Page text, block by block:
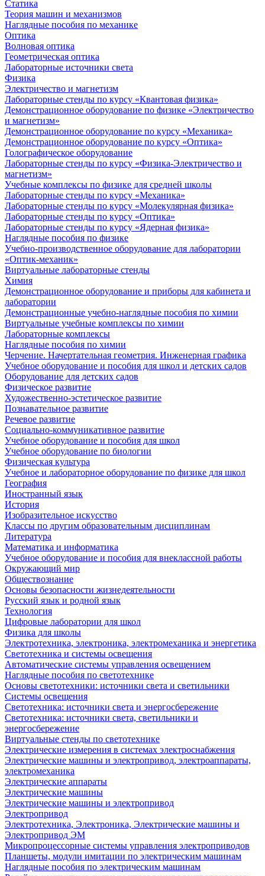
Статика
Теория машин и механизмов
Наглядные пособия по механике
Оптика
Волновая оптика
Геометрическая оптика
Лабораторные источники света
Физика
Электричество и магнетизм
Лабораторные стенды по курсу «Квантовая физика»
Демонстрационное оборудование по физике «Электричество
и магнетизм»
Демонстрационное оборудование по курсу «Механика»
Демонстрационное оборудование по курсу «Оптика»
Голографическое оборудование
Лабораторные стенды по курсу «Физика-Электричество и
магнетизм»
Учебные комплексы по физике для средней школы
Лабораторные стенды по курсу «Механика»
Лабораторные стенды по курсу «Молекулярная физика»
Лабораторные стенды по курсу «Оптика»
Лабораторные стенды по курсу «Ядерная физика»
Наглядные пособия по физике
Учебно-производственное оборудование для лаборатории
«Оптик-механик»
Виртуальные лабораторные стенды
Химия
Демонстрационное оборудование и приборы для кабинета и
лаборатории
Демонстрационные учебно-наглядные пособия по химии
Виртуальные учебные комплексы по химии
Лабораторные комплексы
Наглядные пособия по химии
Черчение. Начертательная геометрия. Инженерная графика
Учебное оборудование и пособия для школ и детских садов
Оборудование для детских садов
Физическое развитие
Художественно-эстетическое развитие
Познавательное развитие
Речевое развитие
Социально-коммуникативное развитие
Учебное оборудование и пособия для школ
Учебное оборудование по биологии
Физическая культура
Учебное и лабораторное оборудование по физике для школ
География
Иностранный язык
История
Изобразительное искусство
Классы по другим образовательным дисциплинам
Литература
Математика и информатика
Учебное оборудование и пособия для внеклассной работы
Окружающий мир
Обществознание
Основы безопасности жизнедеятельности
Русский язык и родной язык
Технология
Цифровые лаборатории для школ
Физика для школы
Электротехника, электроника, электромеханика и энергетика
Светотехника и системы освещения
Автоматические системы управления освещением
Наглядные пособия по светотехнике
Основы светотехники: источники света и светильники
Системы освещения
Светотехника: источники света и энергосбережение
Светотехника: источники света, светильники и
энергосбережение
Виртуальные стенды по светотехнике
Электрические измерения в системах электроснабжения
Электрические машины и электропривод, электроаппараты,
электромеханика
Электрические аппараты
Электрические машины
Электрические машины и электропривод
Электропривод
Электротехника, Электроника, Электрические машины и
Электропривод ЭМ
Микропроцессорные системы управления электроприводов
Планшеты, модули имитации по электрическим машинам
Наглядные пособия по электрическим машинам